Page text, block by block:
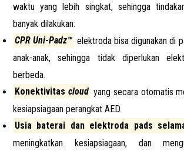
waktu yang lebih singkat, sehingga
banyak dilakukan.
CPR Uni-Padz™ elektroda bisa digunakan di
anak-anak, sehingga tidak diperlukan
berbeda.
Konektivitas cloud yang secara otomatis
kesiapsiagaan perangkat AED.
Usia baterai dan elektroda pads
meningkatkan kesiapsiagaan, dan